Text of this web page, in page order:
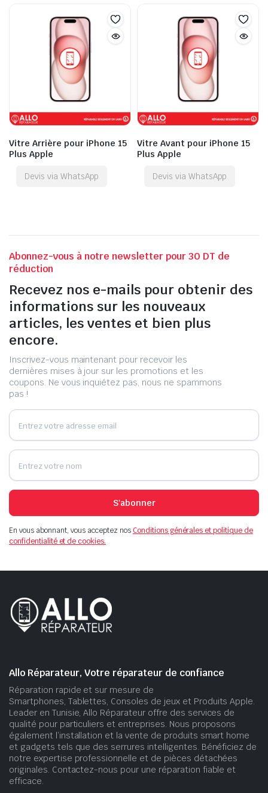
Vitre Arrière pour iPhone 15
Plus Apple
Devis via WhatsApp
Vitre Avant pour iPhone 15
Plus Apple
Devis via WhatsApp
Abonnez-vous à notre newsletter pour 30 DT de
réduction
Recevez nos e-mails pour obtenir des
informations sur les nouveaux
articles, les ventes et bien plus
encore.
Inscrivez-vous maintenant pour recevoir les
dernières mises à jour sur les promotions et les
coupons. Ne vous inquiétez pas, nous ne spammons
pas !
S'abonner
En vous abonnant, vous acceptez nosConditions générales et politique de
confidentialité et de cookies.
Allo Réparateur, Votre réparateur de confiance
Réparation rapide et sur mesure de
Smartphones, Tablettes, Consoles de jeux et Produits Apple.
Leader en Tunisie, Allo Réparateur offre des services de
qualité pour particuliers et entreprises. Nous proposons
également l’installation et la vente de produits smart home
et gadgets tels que des serrures intelligentes. Bénéficiez de
notre expertise professionnelle et de pièces détachées
originales. Contactez-nous pour une réparation fiable et
efficace.